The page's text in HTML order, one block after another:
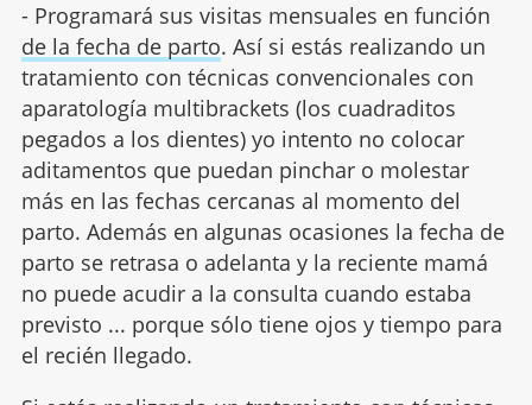
- Programará sus visitas mensuales en función
de la fecha de parto. Así si estás realizando un
tratamiento con técnicas convencionales con
aparatología multibrackets (los cuadraditos
pegados a los dientes) yo intento no colocar
aditamentos que puedan pinchar o molestar
más en las fechas cercanas al momento del
parto. Además en algunas ocasiones la fecha de
parto se retrasa o adelanta y la reciente mamá
no puede acudir a la consulta cuando estaba
previsto ... porque sólo tiene ojos y tiempo para
el recién llegado.